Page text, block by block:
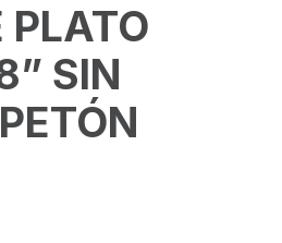
PLATO
SIN